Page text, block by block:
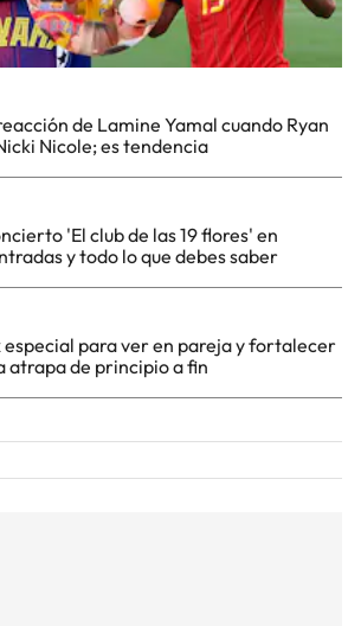
de Lamine Yamal cuando Ryan
Nicole; es tendencia
'El club de las 19 flores' en
y todo lo que debes saber
especial para ver en pareja y fortalecer
atrapa de principio a fin